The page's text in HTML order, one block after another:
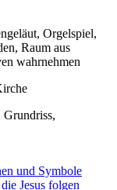
Orgelspiel,
Raum aus
wahrnehmen
Grundriss,
und Symbole
Jesus folgen